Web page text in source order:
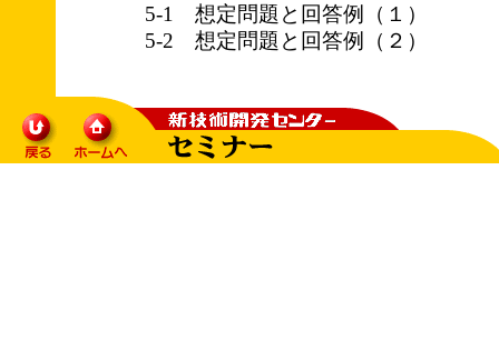
5-1 想定問題と回答例（１）
5-2 想定問題と回答例（２）